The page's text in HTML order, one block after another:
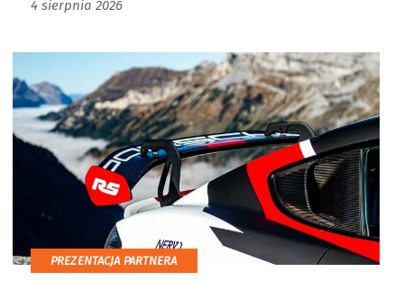
4 sierpnia 2026
PREZENTACJA PARTNERA